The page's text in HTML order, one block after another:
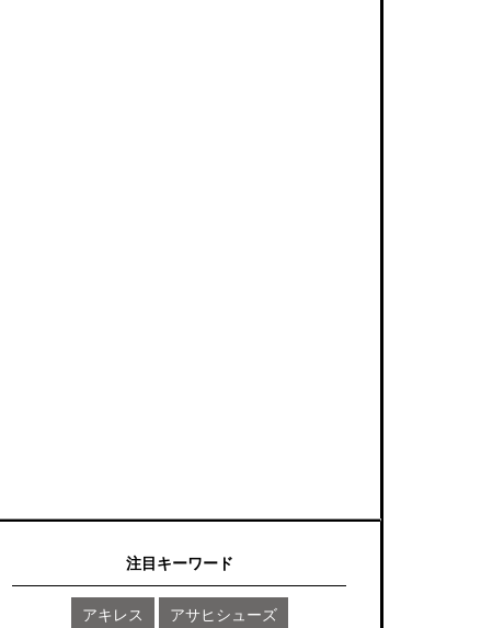
注目キーワード
アキレス アサヒシューズ